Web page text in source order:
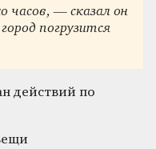
часов, — сказал он
погрузится
действий по